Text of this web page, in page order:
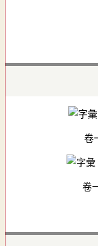
卷
卷